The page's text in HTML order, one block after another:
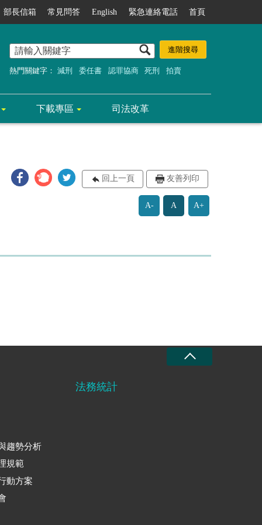
部長信箱 常見問答 English 緊急連絡電話 首頁
熱門關鍵字： 減刑 委任書 認罪協商 死刑 拍賣
下載專區 司法改革
回上一頁 友善列印
A- A A+
趨勢分析
規範
動方案
法務統計